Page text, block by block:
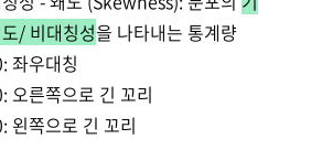
/ 비대칭성을 나타내는 통계량
좌우대칭
오른쪽으로 긴 꼬리
왼쪽으로 긴 꼬리